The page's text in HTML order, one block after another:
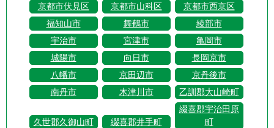
京都市伏見区
京都市山科区
京都市西京区
福知山市
舞鶴市
綾部市
宇治市
宮津市
亀岡市
城陽市
向日市
長岡京市
八幡市
京田辺市
京丹後市
南丹市
木津川市 乙訓郡大山崎町
久世郡久御山町 綴喜郡井手町
綴喜郡宇治田原
町